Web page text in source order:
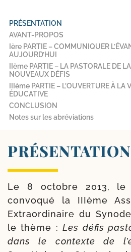
PRÉSENTATION
AVANT-​PROPOS
Ière PARTIE – COMMUNIQUER
AUJOURD’HUI
IIème PARTIE – LA PASTORALE DE
NOUVEAUX DÉFIS
IIIème PARTIE – L’OUVERTURE À
ÉDUCATIVE
CONCLUSION
Notes sur les abréviations
PRÉSENTATION
Le 8 octobre 2013, le
convo­qué la IIIème
Extraordinaire du
le thème : Les défis
dans le contexte de